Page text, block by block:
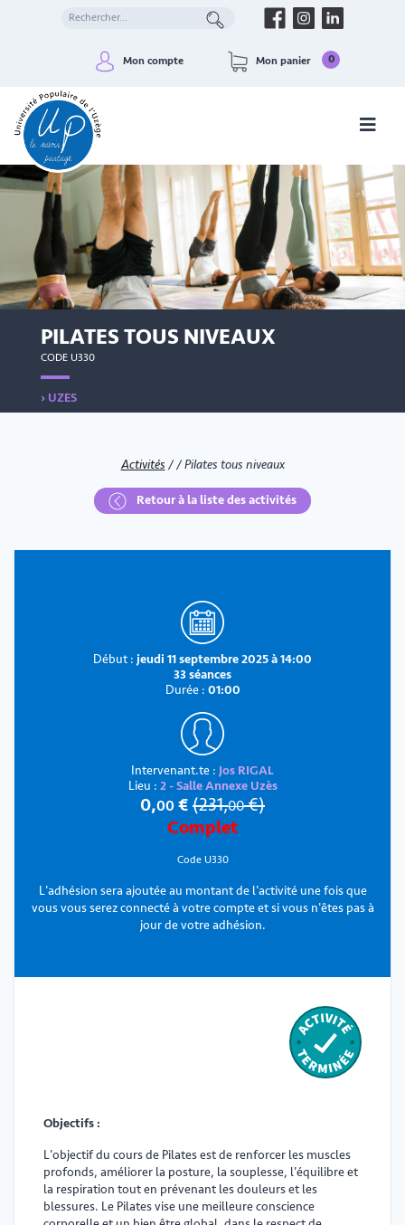
Mon compte Mon panier 0
PILATES TOUS NIVEAUX
CODE U330
› UZES
Retour à la liste des activités
Activités / /Pilates tous niveaux
Début : jeudi 11 septembre 2025 à 14:00
33 séances
Durée : 01:00
Intervenant.te : Jos RIGAL
Lieu : 2 - Salle Annexe Uzès
0,00 € (231,00€)
Complet
Code U330
L'adhésion sera ajoutée au montant de l'activité une fois que
vous vous serez connecté à votre compte et si vous n'êtes pas à
jour de votre adhésion.
Objectifs :
L'objectif du cours de Pilates est de renforcer les muscles
profonds, améliorer la posture, la souplesse, l'équilibre et
la respiration tout en prévenant les douleurs et les
blessures. Le Pilates vise une meilleure conscience